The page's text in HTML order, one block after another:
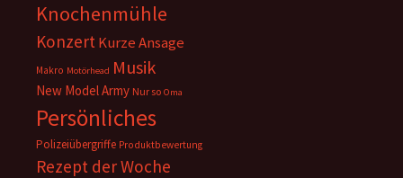
Knochenmühle
KonzertKurze Ansage
Makro Motörhead Musik
New Model Army Nur so Oma
Persönliches
Polizeiübergriffe Produktbewertung
Rezept der Woche